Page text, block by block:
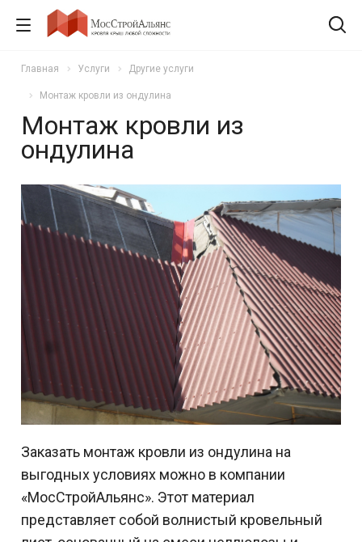
Главная Услуги Другие услуги
Монтаж кровли из ондулина
Монтаж кровли из
ондулина
Заказать монтаж кровли из ондулина на
выгодных условиях можно в компании
«МосСтройАльянс». Этот материал
представляет собой волнистый кровельный